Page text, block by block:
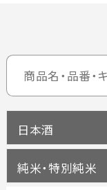
日本酒
純米・特別純米